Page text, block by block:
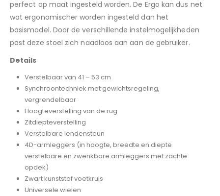
perfect op maat ingesteld worden. De Ergo kan dus net
wat ergonomischer worden ingesteld dan het
basismodel. Door de verschillende instelmogelijkheden
past deze stoel zich naadloos aan aan de gebruiker.
Details
Verstelbaar van 41 – 53 cm
Synchroontechniek met gewichtsregeling,
vergrendelbaar
Hoogteverstelling van de rug
Zitdiepteverstelling
Verstelbare lendensteun
4D-armleggers (in hoogte, breedte en diepte
verstelbare en zwenkbare armleggers met zachte
opdek)
Zwart kunststof voetkruis
Universele wielen